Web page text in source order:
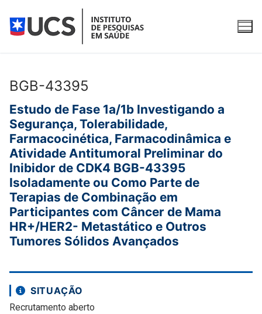
para
O Instituto
Apresentação
Equipe
Qualidade
Publicações
Para participantes
O que é pesquisa clínica?
Fases da pesquisa clínica
Como participar
Pesquisas clínicas
Pesquisas clínicas com recrutamento aberto
Pesquisas clínicas em andamento
Pesquisas concluídas
Serviços
Água Purificada e Ultrapurificada
REDCap
Contato
BGB-43395
Estudo de Fase 1a/1b Investigando a
Segurança, Tolerabilidade,
Farmacocinética, Farmacodinâmica e
Atividade Antitumoral Preliminar do
Inibidor de CDK4 BGB-43395
Isoladamente ou Como Parte de
Terapias de Combinação em
Participantes com Câncer de Mama
HR+/HER2- Metastático e Outros
Tumores Sólidos Avançados
SITUAÇÃO
Recrutamento aberto